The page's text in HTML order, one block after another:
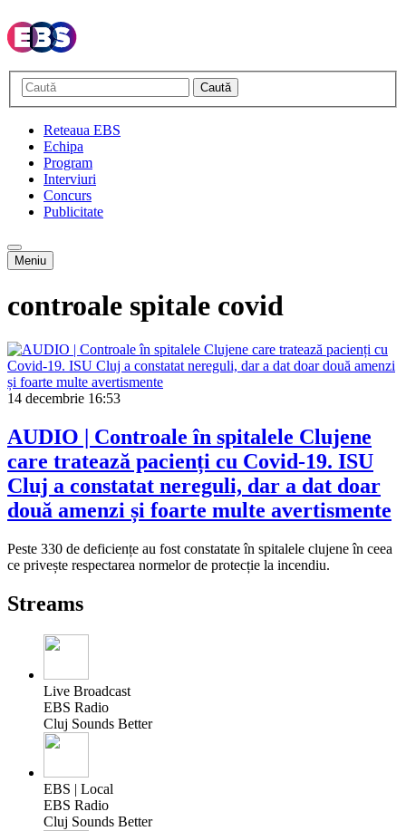
Caută
Reteaua EBS
Echipa
Program
Interviuri
Concurs
Publicitate
Meniu
controale spitale covid
14 decembrie 16:53
AUDIO | Controale în spitalele Clujene
care tratează pacienți cu Covid-19. ISU
Cluj a constatat nereguli, dar a dat doar
două amenzi și foarte multe avertismente
Peste 330 de deficiențe au fost constatate în spitalele clujene în ceea
ce privește respectarea normelor de protecție la incendiu.
Streams
Live Broadcast
EBS Radio
Cluj Sounds Better
EBS | Local
EBS Radio
Cluj Sounds Better